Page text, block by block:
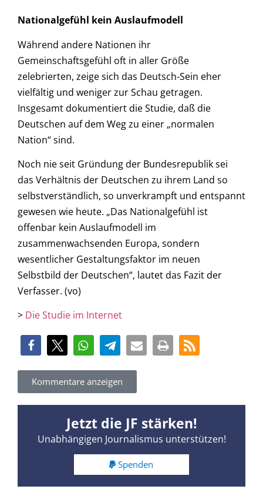
Nationalgefühl kein Auslaufmodell
Während andere Nationen ihr
Gemeinschaftsgefühl oft in aller Größe
zelebrierten, zeige sich das Deutsch-Sein eher
vielfältig und weniger zur Schau getragen.
Insgesamt dokumentiert die Studie, daß die
Deutschen auf dem Weg zu einer „normalen
Nation“ sind.
Noch nie seit Gründung der Bundesrepublik sei
das Verhältnis der Deutschen zu ihrem Land so
selbstverständlich, so unverkrampft und entspannt
gewesen wie heute. „Das Nationalgefühl ist
offenbar kein Auslaufmodell im
zusammenwachsenden Europa, sondern
wesentlicher Gestaltungsfaktor im neuen
Selbstbild der Deutschen“, lautet das Fazit der
Verfasser. (vo)
> Die Studie im Internet
Kommentare anzeigen
Jetzt die JF stärken!
Unabhängigen Journalismus unterstützen!
Spenden